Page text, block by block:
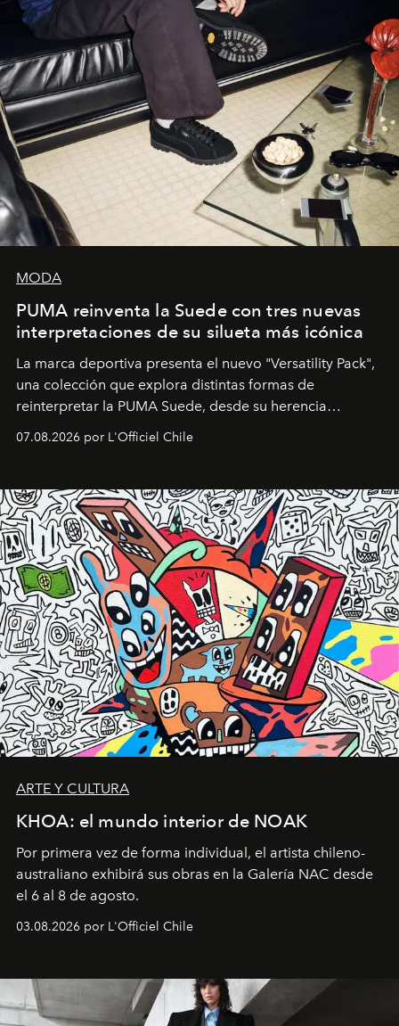
MODA
PUMA reinventa la Suede con tres nuevas
interpretaciones de su silueta más icónica
La marca deportiva presenta el nuevo "Versatility Pack",
una colección que explora distintas formas de
reinterpretar la PUMA Suede, desde su herencia
deportiva hasta una mirada moderna inspirada en el
diseño y el universo outdoor.
07.08.2026 por L'Officiel Chile
ARTE Y CULTURA
KHOA: el mundo interior de NOAK
Por primera vez de forma individual, el artista chileno-
australiano exhibirá sus obras en la Galería NAC desde
el 6 al 8 de agosto.
03.08.2026 por L'Officiel Chile